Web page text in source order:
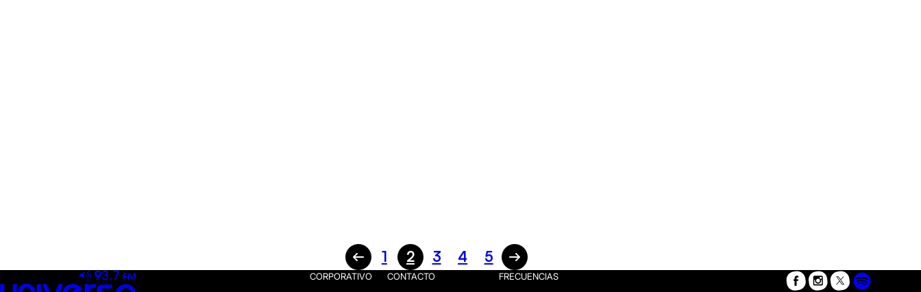
1 2 3 4 5
CORPORATIVO CONTACTO FRECUENCIAS